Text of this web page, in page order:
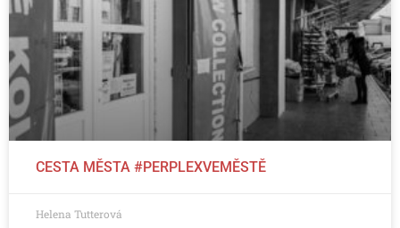
CESTA MĚSTA #PERPLEXVEMĚSTĚ
Helena Tutterová